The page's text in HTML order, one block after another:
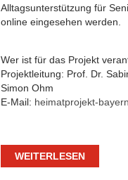
Alltagsunterstützung für
online eingesehen werden.
Wer ist für das Projekt
Projektleitung: Prof. Dr.
Simon Ohm
E-Mail: heimatprojekt-
WEITERLESEN